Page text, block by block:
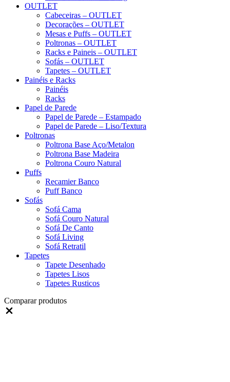
OUTLET
Cabeceiras – OUTLET
Decorações – OUTLET
Mesas e Puffs – OUTLET
Poltronas – OUTLET
Racks e Paineis – OUTLET
Sofás – OUTLET
Tapetes – OUTLET
Painéis e Racks
Painéis
Racks
Papel de Parede
Papel de Parede – Estampado
Papel de Parede – Liso/Textura
Poltronas
Poltrona Base Aço/Metalon
Poltrona Base Madeira
Poltrona Couro Natural
Puffs
Recamier Banco
Puff Banco
Sofás
Sofá Cama
Sofá Couro Natural
Sofá De Canto
Sofá Living
Sofá Retratil
Tapetes
Tapete Desenhado
Tapetes Lisos
Tapetes Rusticos
Comparar produtos